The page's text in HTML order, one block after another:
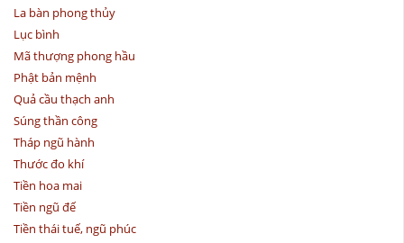
La bàn phong thủy
Lục bình
Mã thượng phong hầu
Phật bản mệnh
Quả cầu thạch anh
Súng thần công
Tháp ngũ hành
Thước đo khí
Tiền hoa mai
Tiền ngũ đế
Tiền thái tuế, ngũ phúc